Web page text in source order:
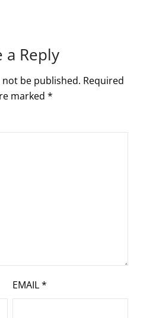
a Reply
be published. Required
marked *
EMAIL*